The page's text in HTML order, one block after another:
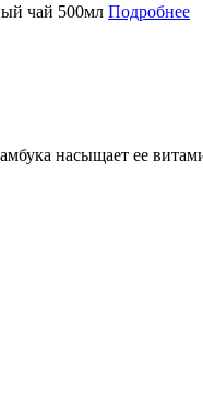
чай 500мл Подробнее
насыщает ее